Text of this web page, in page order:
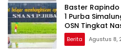
Baster Rapindo
1 Purba
OSN Tingkat
Berita Agustus 8,